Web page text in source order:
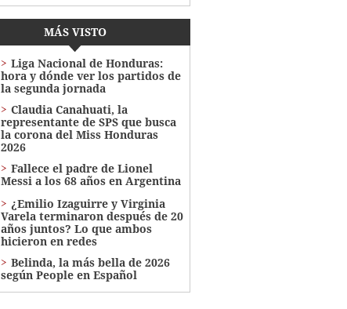
MÁS VISTO
Liga Nacional de Honduras:
hora y dónde ver los partidos de
la segunda jornada
Claudia Canahuati, la
representante de SPS que busca
la corona del Miss Honduras
2026
Fallece el padre de Lionel
Messi a los 68 años en Argentina
¿Emilio Izaguirre y Virginia
Varela terminaron después de 20
años juntos? Lo que ambos
hicieron en redes
Belinda, la más bella de 2026
según People en Español